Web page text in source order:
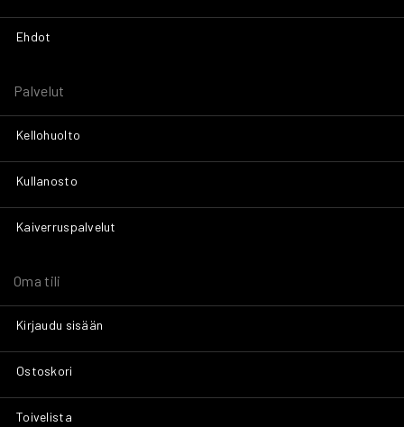
Ehdot
Palvelut
Kellohuolto
Kullanosto
Kaiverruspalvelut
Oma tili
Kirjaudu sisään
Ostoskori
Toivelista